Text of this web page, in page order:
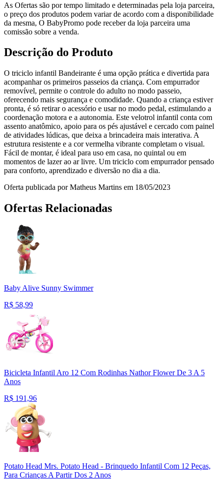
As Ofertas são por tempo limitado e determinadas pela loja parceira,
o preço dos produtos podem variar de acordo com a disponibilidade
da mesma, O BabyPromo pode receber da loja parceira uma
comissão sobre a venda.
Descrição do Produto
O triciclo infantil Bandeirante é uma opção prática e divertida para
acompanhar os primeiros passeios da criança. Com empurrador
removível, permite o controle do adulto no modo passeio,
oferecendo mais segurança e comodidade. Quando a criança estiver
pronta, é só retirar o acessório e usar no modo pedal, estimulando a
coordenação motora e a autonomia. Este velotrol infantil conta com
assento anatômico, apoio para os pés ajustável e cercado com painel
de atividades lúdicas, que deixa a brincadeira mais interativa. A
estrutura resistente e a cor vermelha vibrante completam o visual.
Fácil de montar, é ideal para uso em casa, no quintal ou em
momentos de lazer ao ar livre. Um triciclo com empurrador pensado
para conforto, aprendizado e diversão no dia a dia.
Oferta publicada por Matheus Martins em 18/05/2023
Ofertas Relacionadas
Baby Alive Sunny Swimmer
R$ 58,99
Bicicleta Infantil Aro 12 Com Rodinhas Nathor Flower De 3 A 5
Anos
R$ 191,96
Potato Head Mrs. Potato Head - Brinquedo Infantil Com 12 Peças,
Para Crianças A Partir Dos 2 Anos